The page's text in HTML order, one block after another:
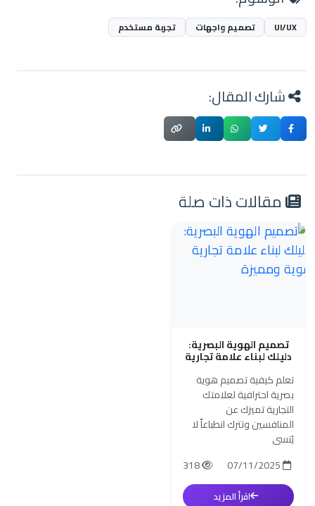
UI/UX تصميم واجهات تجربة مستخدم
شارك المقال:
مقالات ذات صلة
تصميم الهوية البصرية:
دليلك لبناء علامة تجارية
تعلم كيفية تصميم هوية
بصرية احترافية لعلامتك
التجارية تميزك عن
المنافسين وتترك انطباعاً لا
يُنسى
اقرأ المزيد